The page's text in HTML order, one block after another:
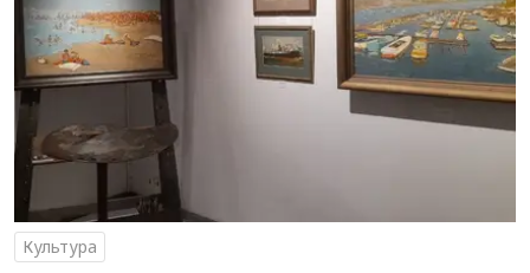
Культура